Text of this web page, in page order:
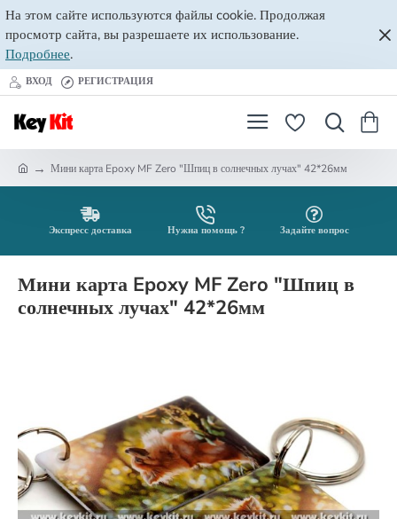
На этом сайте используются файлы cookie. Продолжая
просмотр сайта, вы разрешаете их использование.
Подробнее.
ВХОД РЕГИСТРАЦИЯ
Мини карта Epoxy MF Zero "Шпиц в солнечных лучах" 42*26мм
Экспресс доставка Нужна помощь ? Задайте вопрос
Мини карта Epoxy MF Zero "Шпиц в
солнечных лучах" 42*26мм